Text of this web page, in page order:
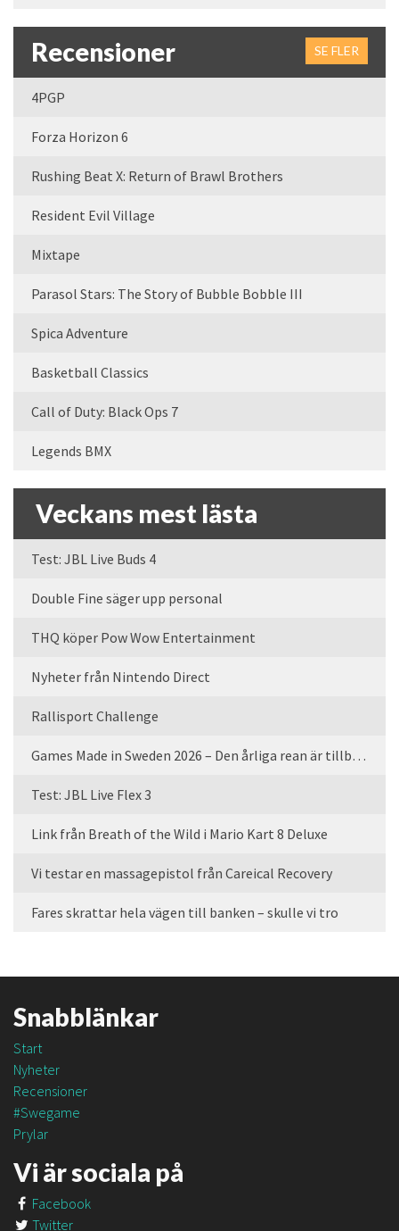
Recensioner SE FLER
4PGP
Forza Horizon 6
Rushing Beat X: Return of Brawl Brothers
Resident Evil Village
Mixtape
Parasol Stars: The Story of Bubble Bobble III
Spica Adventure
Basketball Classics
Call of Duty: Black Ops 7
Legends BMX
Veckans mest lästa
Test: JBL Live Buds 4
Double Fine säger upp personal
THQ köper Pow Wow Entertainment
Nyheter från Nintendo Direct
Rallisport Challenge
Games Made in Sweden 2026 – Den årliga rean är tillbaka
Test: JBL Live Flex 3
Link från Breath of the Wild i Mario Kart 8 Deluxe
Vi testar en massagepistol från Careical Recovery
Fares skrattar hela vägen till banken – skulle vi tro
Snabblänkar
Start
Nyheter
Recensioner
#Swegame
Prylar
Vi är sociala på
Facebook
Twitter